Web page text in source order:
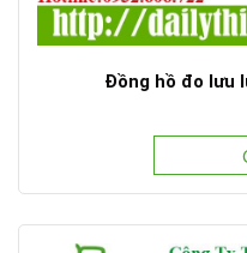
Đồng hồ đo lưu